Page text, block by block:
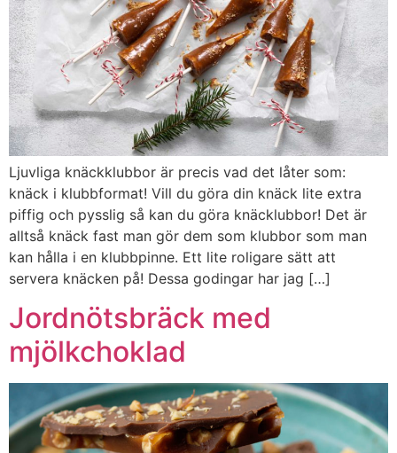
Ljuvliga knäckklubbor är precis vad det låter som:
knäck i klubbformat! Vill du göra din knäck lite extra
piffig och pysslig så kan du göra knäcklubbor! Det är
alltså knäck fast man gör dem som klubbor som man
kan hålla i en klubbpinne. Ett lite roligare sätt att
servera knäcken på! Dessa godingar har jag […]
Jordnötsbräck med
mjölkchoklad